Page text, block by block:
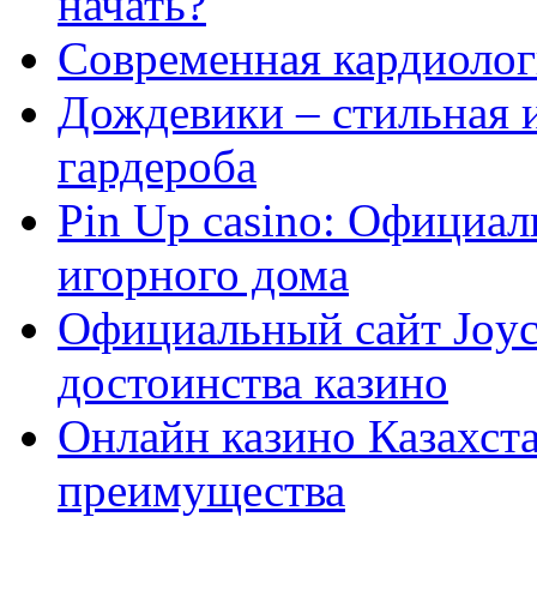
Современная
Дождевики – стильная
гардероба
Pin Up casino:
игорного дома
Официальный сайт
достоинства казино
Онлайн казино
преимущества